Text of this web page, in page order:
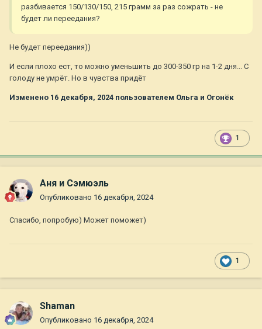
разбивается 150/130/150, 215 грамм за раз сожрать - не
будет ли переедания?
Не будет переедания))
И если плохо ест, то можно уменьшить до 300-350 гр на 1-2 дня... С
голоду не умрёт. Но в чувства придёт
Изменено 16 декабря, 2024 пользователем Ольга и Огонёк
1
Аня и Сэмюэль
Опубликовано 16 декабря, 2024
Спасибо, попробую) Может поможет)
1
Shaman
Опубликовано 16 декабря, 2024